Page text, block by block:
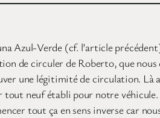
Azul-Verde (cf. l’article
de circuler de Roberto, que
une légitimité de circulation. Là
neuf établi pour notre
tout ça en sens inverse car